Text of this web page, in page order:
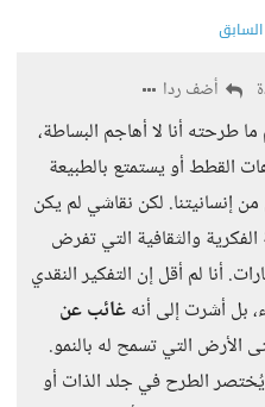
أضف ردا
طرحته أنا لا أهاجم البساطة،
القطط أو يستمتع بالطبيعة
إنسانيتنا. لكن نقاشي لم يكن
والثقافية التي تفرض
أنا لم أقل إن التفكير النقدي
أشرت إلى أنهغائب عن
الأرض التي تسمح له بالنمو.
يُختصر الطرح في جلد الذات أو